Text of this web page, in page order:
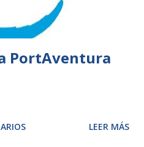
PortAventura
LEER MÁS